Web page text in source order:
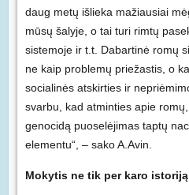
daug metų išlieka mažiausiai
mūsų šalyje, o tai turi rimtų
sistemoje ir t.t. Dabartinė romų
ne kaip problemų priežastis, o
socialinės atskirties ir
svarbu, kad atminties apie
genocidą puoselėjimas taptų
elementu“, – sako A.Avin.
Mokytis ne tik per karo istoriją